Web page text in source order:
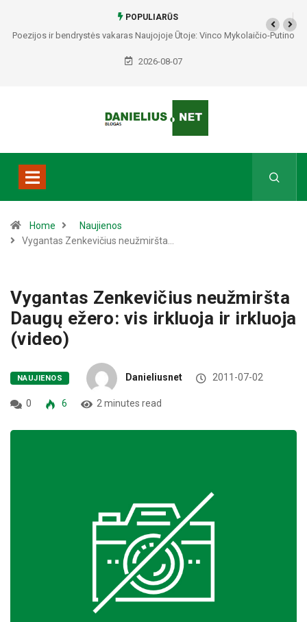
POPULIARŪS
Poezijos ir bendrystės vakaras Naujojoje Ūtoje: Vinco Mykolaičio-Putino
tėviškėje skambės eilės, dainos ir arbatos puodelių šiluma
2026-08-07
Home
Naujienos
Vygantas Zenkevičius neužmiršta…
Vygantas Zenkevičius neužmiršta
Daugų ežero: vis irkluoja ir irkluoja
(video)
NAUJIENOS Danieliusnet 2011-07-02
0 6 2 minutes read